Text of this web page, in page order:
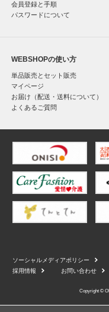
会員登録と手順
パスワードについて
WEBSHOPの使い方
単品販売とセット販売
マイページ
お届け（配送・送料について）
よくあるご質問
ソーシャルメディアポリシー
採用情報
お問い合わせ
Copyright ©